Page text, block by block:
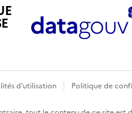
d'utilisation Politique de